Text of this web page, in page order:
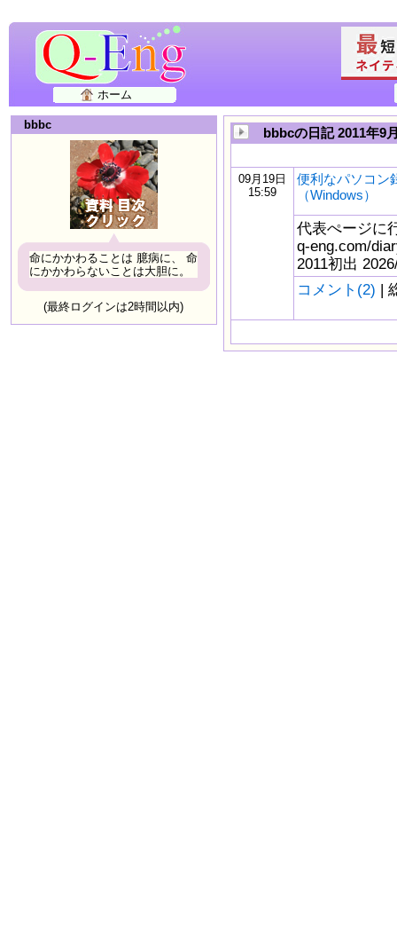
ホーム
bbbc
命にかかわることは 臆病に、 命
にかかわらないことは大胆に。
(最終ログインは2時間以内)
bbbcの日記 2011年9
09月19日
15:59
便利なパソコン
（Windows）
代表ぺージに
q-eng.com/
2011初出
コメント(2) |